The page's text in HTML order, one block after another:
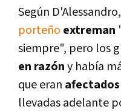
Según
porteño extreman
siempre", pero los
en razóny habí­a
que eran afectados
llevadas adelante